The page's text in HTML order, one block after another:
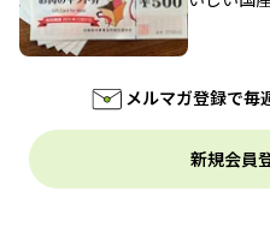
メルマガ登録で毎
新規会員